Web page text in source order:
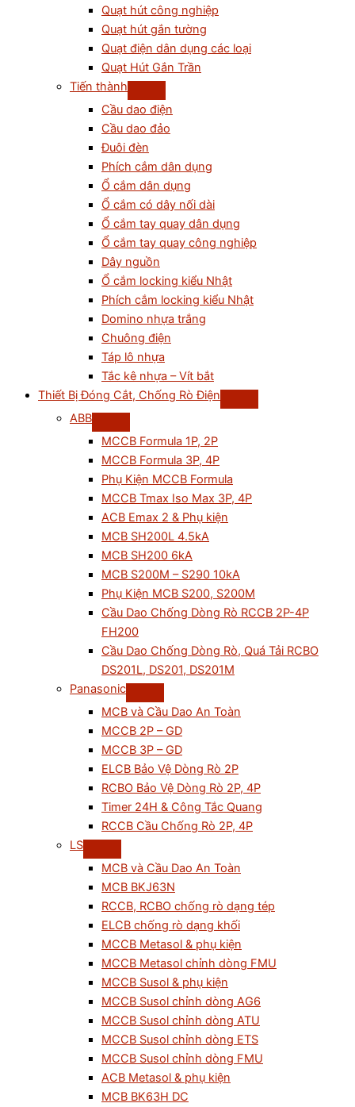
Quạt hút công nghiệp
Quạt hút gắn tường
Quạt điện dân dụng các loại
Quạt Hút Gắn Trần
Tiến thành
Cầu dao điện
Cầu dao đảo
Đuôi đèn
Phích cắm dân dụng
Ổ cắm dân dụng
Ổ cắm có dây nối dài
Ổ cắm tay quay dân dụng
Ổ cắm tay quay công nghiệp
Dây nguồn
Ổ cắm locking kiểu Nhật
Phích cắm locking kiểu Nhật
Domino nhựa trắng
Chuông điện
Táp lô nhựa
Tắc kê nhựa – Vít bắt
Thiết Bị Đóng Cắt, Chống Rò Điện
ABB
MCCB Formula 1P, 2P
MCCB Formula 3P, 4P
Phụ Kiện MCCB Formula
MCCB Tmax Iso Max 3P, 4P
ACB Emax 2 & Phụ kiện
MCB SH200L 4.5kA
MCB SH200 6kA
MCB S200M – S290 10kA
Phụ Kiện MCB S200, S200M
Cầu Dao Chống Dòng Rò RCCB 2P-4P
FH200
Cầu Dao Chống Dòng Rò, Quá Tải RCBO
DS201L, DS201, DS201M
Panasonic
MCB và Cầu Dao An Toàn
MCCB 2P – GD
MCCB 3P – GD
ELCB Bảo Vệ Dòng Rò 2P
RCBO Bảo Vệ Dòng Rò 2P, 4P
Timer 24H & Công Tắc Quang
RCCB Cầu Chống Rò 2P, 4P
LS
MCB và Cầu Dao An Toàn
MCB BKJ63N
RCCB, RCBO chống rò dạng tép
ELCB chống rò dạng khối
MCCB Metasol & phụ kiện
MCCB Metasol chỉnh dòng FMU
MCCB Susol & phụ kiện
MCCB Susol chỉnh dòng AG6
MCCB Susol chỉnh dòng ATU
MCCB Susol chỉnh dòng ETS
MCCB Susol chỉnh dòng FMU
ACB Metasol & phụ kiện
MCB BK63H DC